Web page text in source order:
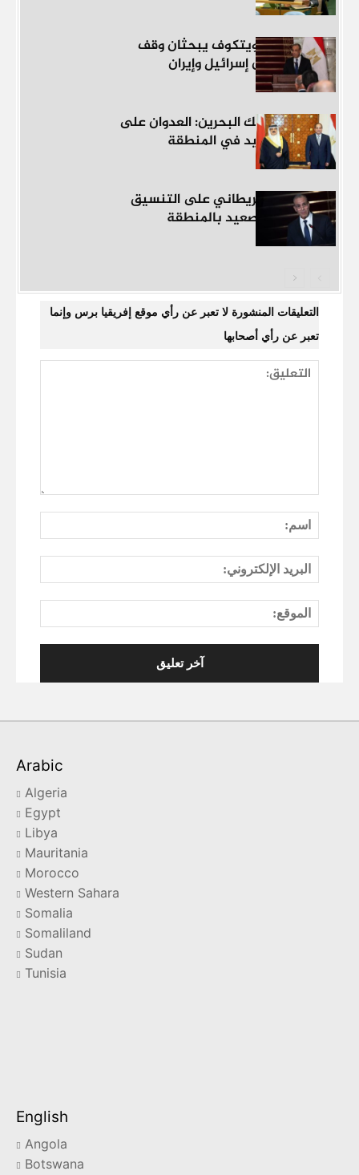
عبد العاطي وويتكوف يبحثان وقف
إطلاق النار بين إسرائيل وإيران
رئيس مصر وملك البحرين: العدوان على
غزة وراء التصعيد في المنطقة
توافق مصري بريطاني على التنسيق
بشأن وقف التصعيد بالمنطقة
التعليقات المنشورة لا تعبر عن رأي موقع إفريقيا برس وإنما
تعبر عن رأي أصحابها
Arabic
Algeria
Egypt
Libya
Mauritania
Morocco
Western Sahara
Somalia
Somaliland
Sudan
Tunisia
English
Angola
Botswana